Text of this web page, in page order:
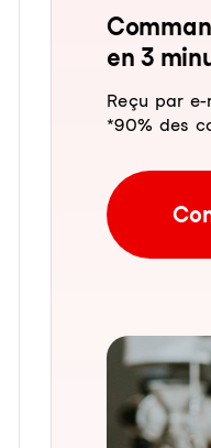
en 3
Reçu par
*90% des